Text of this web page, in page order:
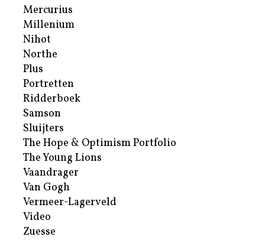
Mercurius
Millenium
Nihot
Northe
Plus
Portretten
Ridderboek
Samson
Sluijters
The Hope & Optimism Portfolio
The Young Lions
Vaandrager
Van Gogh
Vermeer-Lagerveld
Video
Zuesse